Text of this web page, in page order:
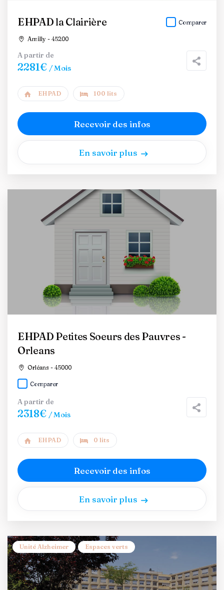
EHPAD la Clairière
Amilly - 45200
Comparer
A partir de
2281€ / Mois
EHPAD 100 lits
Recevoir des infos
En savoir plus
EHPAD Petites Soeurs des Pauvres -
Orleans
Orléans - 45000
Comparer
A partir de
2318€ / Mois
EHPAD 0 lits
Recevoir des infos
En savoir plus
Unité Alzheimer Espaces verts